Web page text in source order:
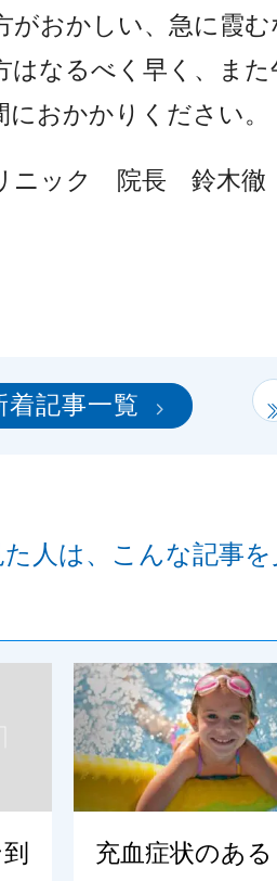
セージ
がおかしい、急に霞む
はなるべく早く、また
おかかりください。
ニック 院長 鈴木徹
着記事一覧
人は、こんな記事を
充血症状のある